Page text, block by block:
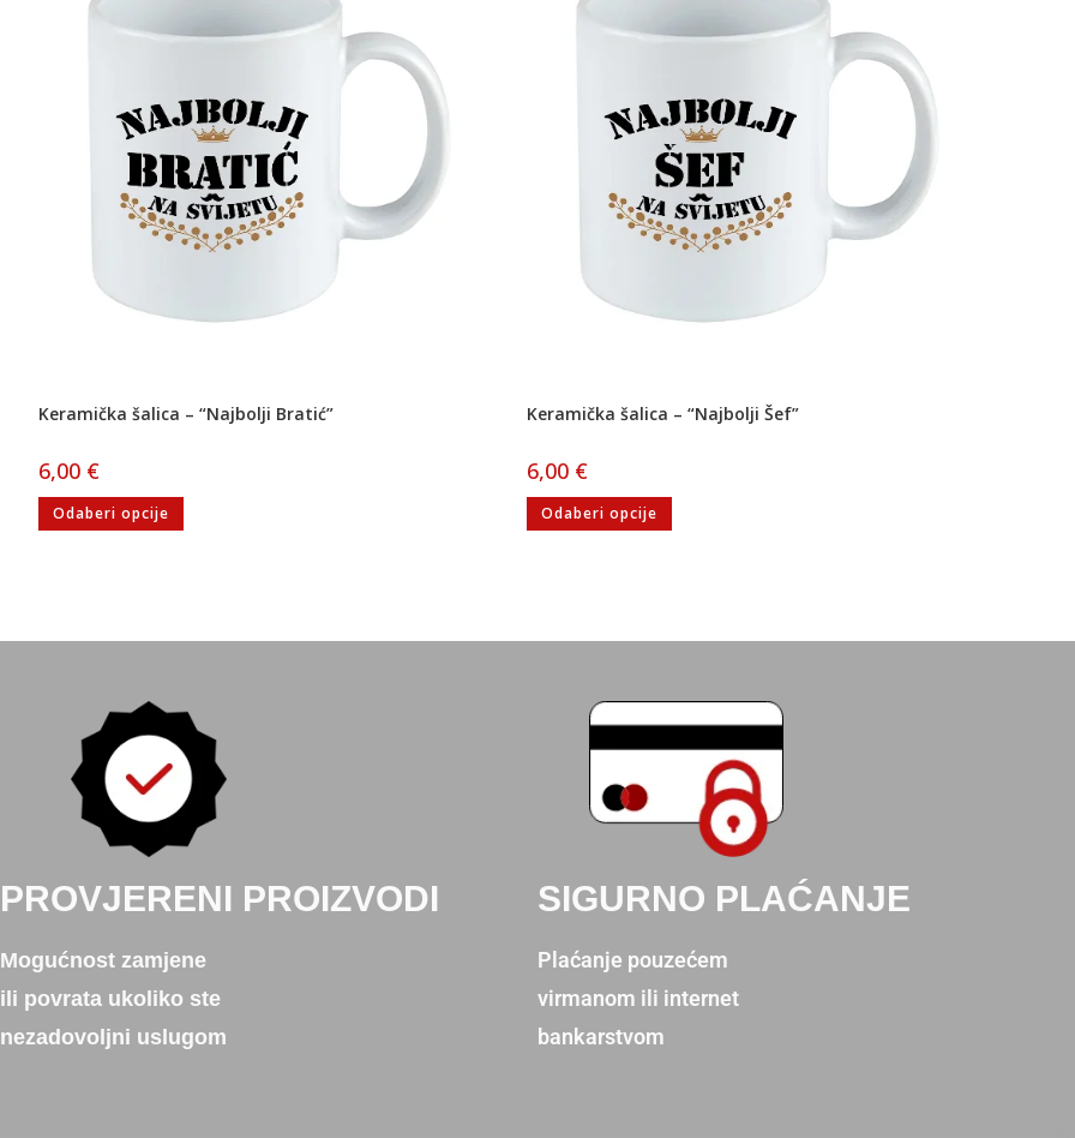
Keramička šalica – “Najbolji Bratić”
6,00 €
Odaberi opcije
Keramička šalica – “Najbolji Šef”
6,00 €
Odaberi opcije
PROVJERENI PROIZVODI
Mogućnost zamjene
ili povrata ukoliko ste
nezadovoljni uslugom
SIGURNO PLAĆANJE
Plaćanje pouzećem
virmanom ili internet
bankarstvom